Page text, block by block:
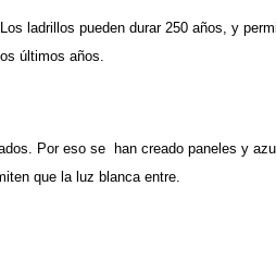
ladrillos pueden durar 250 años, y
últimos años.
Por eso se han creado paneles y
que la luz blanca entre.